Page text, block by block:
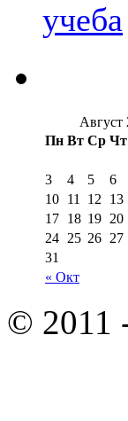
учеба
Август
Пн Вт Ср Чт
« Окт
3
4 5 6
10 11 12 13
17 18 19 20
24 25 26 27
31
© 2011